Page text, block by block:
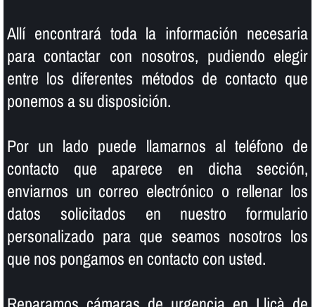
Allí­ encontrará toda la información necesaria
para contactar con nosotros, pudiendo elegir
entre los diferentes métodos de contacto que
ponemos a su disposición.
Por un lado puede llamarnos al teléfono de
contacto que aparece en dicha sección,
enviarnos un correo electrónico o rellenar los
datos solicitados en nuestro formulario
personalizado para que seamos nosotros los
que nos pongamos en contacto con usted.